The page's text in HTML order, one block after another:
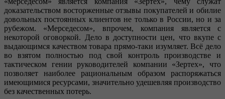
доказательством восторженные отзывы покупателей и обилие
довольных постоянных клиентов не только в России, но и за
рубежом. «Мерседесом», впрочем, компания является с
некоторой оговоркой. Дело в доступности цен, что вкупе с
выдающимся качеством товара прямо-таки изумляет. Всё дело
во взятом полностью под свой контроль производстве и
тактическом гении руководителей компании «Зертех», что
позволяет наиболее рациональным образом распоряжаться
имеющимися ресурсами, значительно удешевляя производство
без качественных потерь.